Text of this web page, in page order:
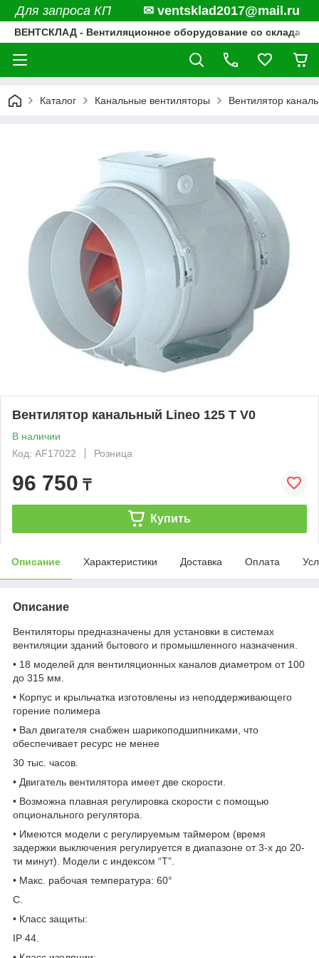
Для запроса КП ✉ ventsklad2017@mail.ru
ВЕНТСКЛАД - Вентиляционное оборудование со склада
Каталог Канальные вентиляторы Вентилятор
Вентилятор канальный Lineo 125 Т V0
В наличии
Код: AF17022
Розница
96 750 ₸
Купить
Описание Характеристики Доставка Оплата
Описание
Вентиляторы предназначены для установки в системах
вентиляции зданий бытового и промышленного назначения.
• 18 моделей для вентиляционных каналов диаметром от 100
до 315 мм.
• Корпус и крыльчатка изготовлены из неподдерживающего
горение полимера
• Вал двигателя снабжен шарикоподшипниками, что
обеспечивает ресурс не менее
30 тыс. часов.
• Двигатель вентилятора имеет две скорости.
• Возможна плавная регулировка скорости с помощью
опционального регулятора.
• Имеются модели с регулируемым таймером (время
задержки выключения регулируется в диапазоне от 3-х до 20-
ти минут). Модели с индексом “Т”.
• Макс. рабочая температура: 60°
C.
• Класс защиты:
IP 44.